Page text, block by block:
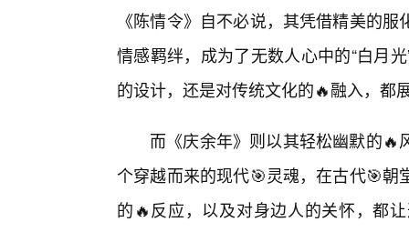
《陈情令》自不必说，其凭借精美的
情感羁绊，成为了无数人心中的“白月
的设计，还是对传统文化的🔥融入，都
而《庆余年》则以其轻松幽默的
个穿越而来的现代🎯灵魂，在古代🎯
的🔥反应，以及对身边人的关怀，都